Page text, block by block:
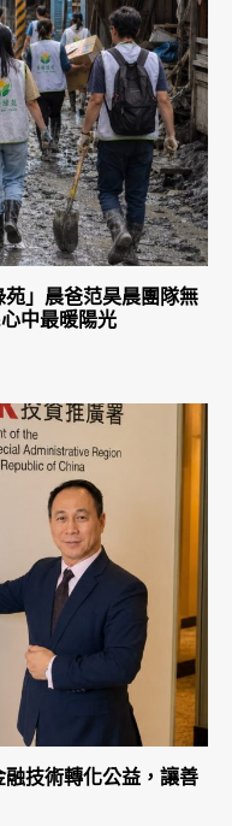
」晨爸范昊晨團隊無
中最暖陽光
融技術轉化公益，讓善